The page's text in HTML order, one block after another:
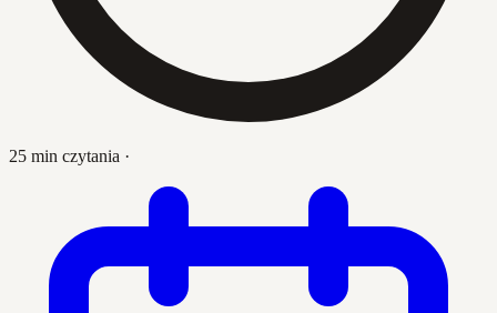
25 min czytania ·